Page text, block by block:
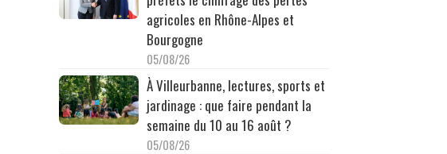
agricoles en Rhône-Alpes et
Bourgogne
05/08/26
À Villeurbanne, lectures, sports et
jardinage : que faire pendant la
semaine du 10 au 16 août ?
05/08/26